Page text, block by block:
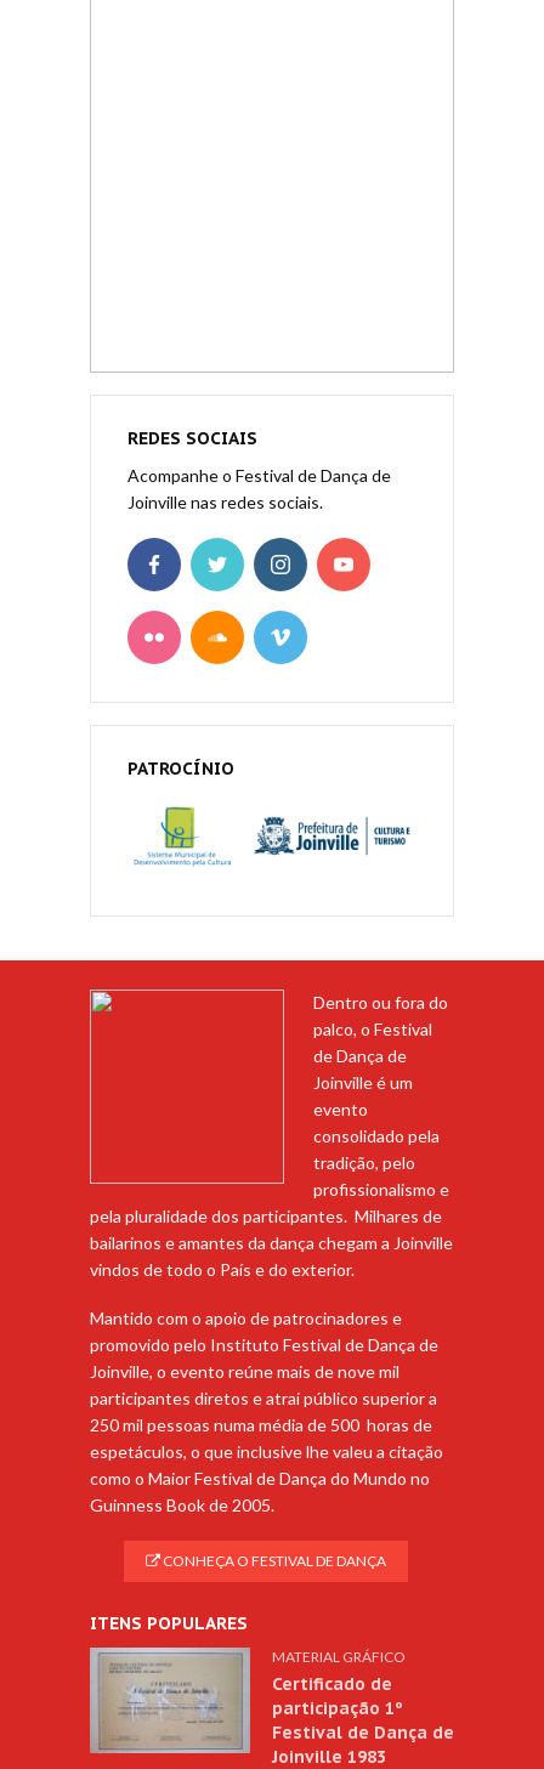
REDES SOCIAIS
Acompanhe o Festival de Dança de
Joinville nas redes sociais.
PATROCÍNIO
Dentro ou fora do
palco, o Festival
de Dança de
Joinville é um
evento
consolidado pela
tradição, pelo
profissionalismo e
pela pluralidade dos participantes. Milhares de
bailarinos e amantes da dança chegam a Joinville
vindos de todo o País e do exterior.
Mantido com o apoio de patrocinadores e
promovido pelo Instituto Festival de Dança de
Joinville, o evento reúne mais de nove mil
participantes diretos e atrai público superior a
250 mil pessoas numa média de 500 horas de
espetáculos, o que inclusive lhe valeu a citação
como o Maior Festival de Dança do Mundo no
Guinness Book de 2005.
CONHEÇA O FESTIVAL DE DANÇA
ITENS POPULARES
MATERIAL GRÁFICO
Certificado de
participação 1º
Festival de Dança de
Joinville 1983